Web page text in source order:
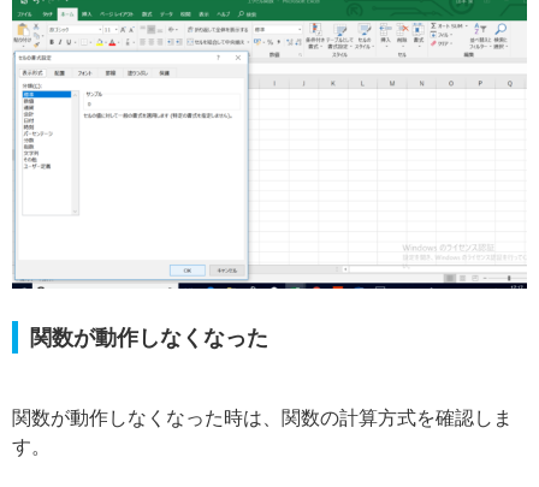
関数が動作しなくなった
関数が動作しなくなった時は、関数の計算方式を確認しま
す。